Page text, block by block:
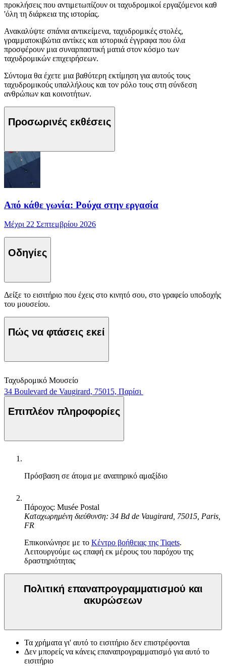
προκλήσεις που αντιμετωπίζουν οι ταχυδρομικοί εργαζόμενοι καθ
'όλη τη διάρκεια της ιστορίας.
Ανακαλύψτε σπάνια αντικείμενα, ταχυδρομικές στολές,
γραμματοκιβώτια αντίκες και ιστορικά έγγραφα που όλα
προσφέρουν μια συναρπαστική ματιά στον κόσμο των
ταχυδρομικών επιχειρήσεων.
Σύντομα θα έχετε μια βαθύτερη εκτίμηση για αυτούς τους
ταχυδρομικούς υπαλλήλους και τον ρόλο τους στη σύνδεση
ανθρώπων και κοινοτήτων.
Προσωρινές εκθέσεις
Από κάθε γωνία: Ρούχα στην εργασία
Μέχρι 22 Σεπτεμβρίου 2026
Οδηγίες
Δείξε το εισιτήριο που έχεις στο κινητό σου, στο γραφείο υποδοχής
του μουσείου.
Πώς να φτάσεις εκεί
Ταχυδρομικό Μουσείο
34 Boulevard de Vaugirard, 75015, Παρίσι
Επιπλέον πληροφορίες
Πρόσβαση σε άτομα με αναπηρικό αμαξίδιο
Πάροχος: Musée Postal
Καταχωρημένη διεύθυνση: 34 Bd de Vaugirard, 75015, Paris,
FR
Επικοινώνησε με το Κέντρο βοήθειας της Tiqets.
Λειτουργούμε ως επαφή εκ μέρους του παρόχου της
δραστηριότητας
Πολιτική επαναπρογραμματισμού και
ακυρώσεων
Τα χρήματα γι' αυτό το εισιτήριο δεν επιστρέφονται
Δεν μπορείς να κάνεις επαναπρογραμματισμό για αυτό το
εισιτήριο